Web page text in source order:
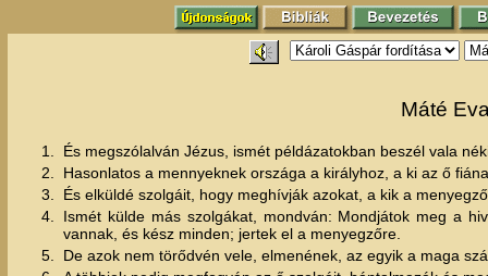
Máté
1.
És megszólalván Jézus, ismét példázatokban beszél vala
2.
Hasonlatos a mennyeknek országa a királyhoz, a ki az ő
3.
És elküldé szolgáit, hogy meghívják azokat, a kik a
4.
Ismét külde más szolgákat, mondván: Mondjátok meg a
vannak, és kész minden; jertek el a menyegzőre.
5.
De azok nem törődvén vele, elmenének, az egyik a maga